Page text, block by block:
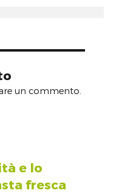
un commento.
e lo
fresca